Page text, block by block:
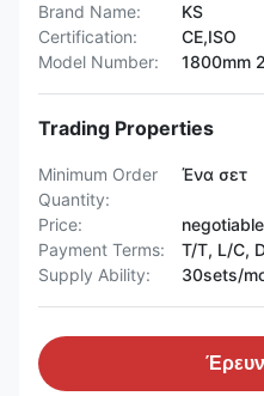
Brand Name:
KS
Certification:
CE,ISO
Model Number:
1800mm
Trading Properties
Minimum Order
Quantity:
Ένα σετ
Price:
negotiable
Payment Terms:
T/T, L/C,
Supply Ability:
30sets/